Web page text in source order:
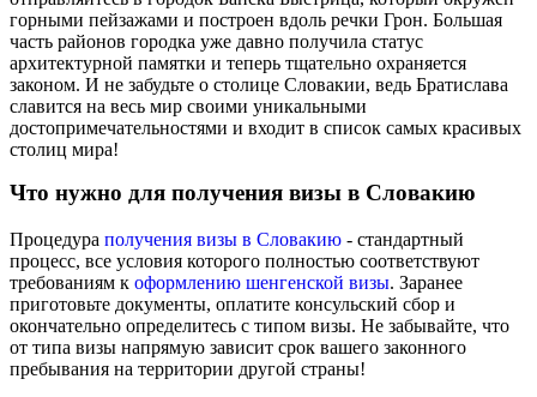
горными пейзажами и построен вдоль речки Грон. Большая
часть районов городка уже давно получила статус
архитектурной памятки и теперь тщательно охраняется
законом. И не забудьте о столице Словакии, ведь Братислава
славится на весь мир своими уникальными
достопримечательностями и входит в список самых красивых
столиц мира!
Что нужно для получения визы в Словакию
Процедура получения визы в Словакию - стандартный
процесс, все условия которого полностью соответствуют
требованиям к оформлению шенгенской визы. Заранее
приготовьте документы, оплатите консульский сбор и
окончательно определитесь с типом визы. Не забывайте, что
от типа визы напрямую зависит срок вашего законного
пребывания на территории другой страны!